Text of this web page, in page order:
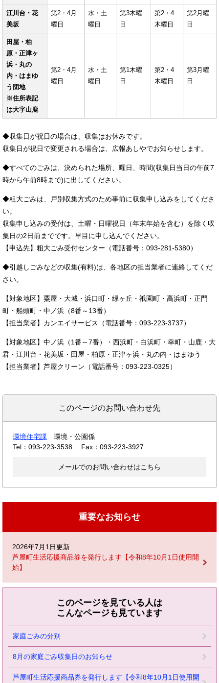
江川台・花
美坂
第2・4月
曜日
水・土
曜日
第3木曜
日
第2・4
木曜日
第2月曜
日
田屋・柏
原・正津ヶ
浜・丸の
内・はまゆ
う団地
※住所表記
は大字山鹿
第2・4月
曜日
水・土
曜日
第1木曜
日
第2・4
木曜日
第3月曜
日
◆収集日が祝日の場合は、収集はお休みです。
収集日が祝日で変更される場合は、広報あしやでお知らせします。
◆すべてのごみは、決められた場所、曜日、時間(収集日当日の午前7
時から午前8時まで)に出してください。
◆粗大ごみは、戸別収集方式のため事前に収集申し込みをしてくださ
い。
収集申し込みの受付は、土曜・日曜祝日（年末年始を含む）を除く収
集日の2日前までです。早目に申し込んでください。
【申込先】粗大ごみ受付センター（電話番号：093-281-5380）
◆引越しごみなどの収集(有料)は、各地区の担当業者に連絡してくだ
さい。
【対象地区】粟屋・大城・浜口町・緑ヶ丘・祇園町・高浜町・正門
町・船頭町・中ノ浜（8番～13番）
【担当業者】カンエイサービス（電話番号：093-223-3737）
【対象地区】中ノ浜（1番～7番）・西浜町・白浜町・幸町・山鹿・大
君・江川台・花美坂・田屋・柏原・正津ヶ浜・丸の内・はまゆう
【担当業者】芦屋クリーン（電話番号：093-223-0325）
このページのお問い合わせ先
環境住宅課
環境・公園係
Tel：093-223-3538
Fax：093-223-3927
メールでのお問い合わせはこちら
重要なお知らせ
2026年7月1日更新
芦屋町生活応援商品券を発行します【令和8年10月1日使用開
始】
このページを見ている人は
こんなページも見ています
家庭ごみの分別
8月の家庭ごみ収集日のお知らせ
芦屋町生活応援商品券を発行します【令和8年10月1日使用開